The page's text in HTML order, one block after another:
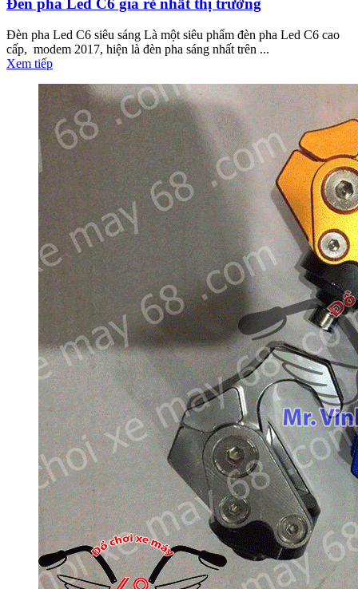
Đèn pha Led C6 giá rẻ nhất thị trường
Đèn pha Led C6 siêu sáng Là một siêu phẩm đèn pha Led C6 cao
cấp, modem 2017, hiện là đèn pha sáng nhất trên ...
Xem tiếp